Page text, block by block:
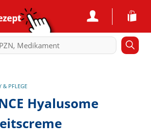
& PFLEGE
Hyalusome